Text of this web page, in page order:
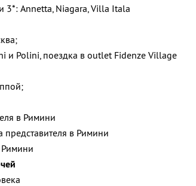
3*: Annetta, Niagara, Villa Itala
Polini, поездка в outlet Fidenze Village
в Римини
в Римини